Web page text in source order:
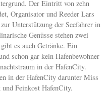
Der Eintritt von zehn
Organisator und Reeder Lars
Unterstützung der Seefahrer in
Genüsse stehen zwei
es auch Getränke. Ein
schon gar kein Hafenbewohner
in der HafenCity.
in der HafenCity darunter Miss
Feinkost HafenCity.